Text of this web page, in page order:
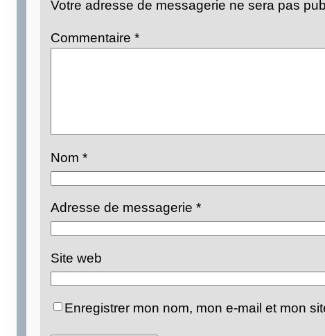
Votre adresse de messagerie ne sera pas
Commentaire*
Nom*
Adresse de messagerie*
Site web
Enregistrer mon nom, mon e-mail et mon